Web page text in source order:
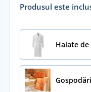
Produsul este
Halate de